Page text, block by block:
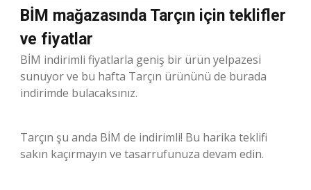
BİM mağazasında Tarçın için teklifler
ve fiyatlar
BİM indirimli fiyatlarla geniş bir ürün yelpazesi
sunuyor ve bu hafta Tarçın ürününü de burada
indirimde bulacaksınız.
Tarçın şu anda BİM de indirimli! Bu harika teklifi
sakın kaçırmayın ve tasarrufunuza devam edin.